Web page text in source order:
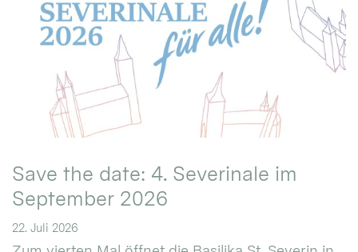
Save the date: 4. Severinale im
September 2026
22. Juli 2026